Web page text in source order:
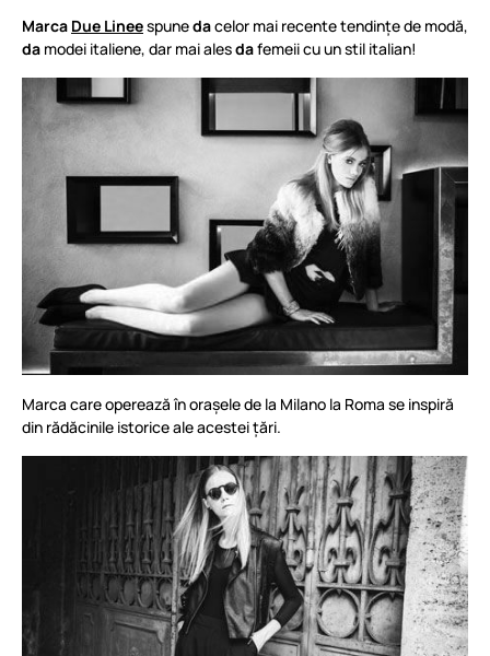
Marca Due Lineespunedacelor mai recente tendințe de modă,
da modei italiene, dar mai alesdafemeii cu un stil italian!
Marca care operează în orașele de la Milano la Roma se inspiră
din rădăcinile istorice ale acestei țări.